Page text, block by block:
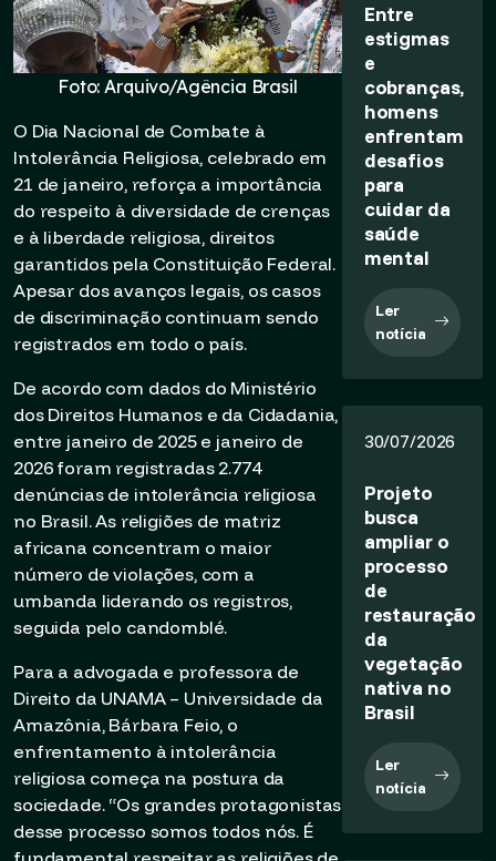
Foto: Arquivo/Agência Brasil
O Dia Nacional de Combate à
Intolerância Religiosa, celebrado em
21 de janeiro, reforça a importância
do respeito à diversidade de crenças
e à liberdade religiosa, direitos
garantidos pela Constituição Federal.
Apesar dos avanços legais, os casos
de discriminação continuam sendo
registrados em todo o país.
De acordo com dados do Ministério
dos Direitos Humanos e da Cidadania,
entre janeiro de 2025 e janeiro de
2026 foram registradas 2.774
denúncias de intolerância religiosa
no Brasil. As religiões de matriz
africana concentram o maior
número de violações, com a
umbanda liderando os registros,
seguida pelo candomblé.
Para a advogada e professora de
Direito da UNAMA – Universidade da
Amazônia, Bárbara Feio, o
enfrentamento à intolerância
religiosa começa na postura da
sociedade. “Os grandes protagonistas
desse processo somos todos nós. É
Entre
estigmas
e
cobranças,
homens
enfrentam
desafios
para
cuidar da
saúde
mental
Ler
notícia
30/07/2026
Projeto
busca
ampliar o
processo
de
restauração
da
vegetação
nativa no
Brasil
Ler
notícia